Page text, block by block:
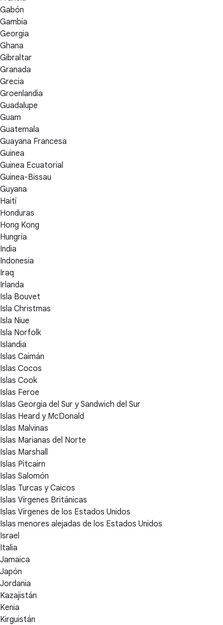
Gabón
Gambia
Georgia
Ghana
Gibraltar
Granada
Grecia
Groenlandia
Guadalupe
Guam
Guatemala
Guayana Francesa
Guinea
Guinea Ecuatorial
Guinea-Bissau
Guyana
Haití
Honduras
Hong Kong
Hungría
India
Indonesia
Iraq
Irlanda
Isla Bouvet
Isla Christmas
Isla Niue
Isla Norfolk
Islandia
Islas Caimán
Islas Cocos
Islas Cook
Islas Feroe
Islas Georgia del Sur y Sandwich del Sur
Islas Heard y McDonald
Islas Malvinas
Islas Marianas del Norte
Islas Marshall
Islas Pitcairn
Islas Salomón
Islas Turcas y Caicos
Islas Vírgenes Británicas
Islas Vírgenes de los Estados Unidos
Islas menores alejadas de los Estados Unidos
Israel
Italia
Jamaica
Japón
Jordania
Kazajistán
Kenia
Kirguistán